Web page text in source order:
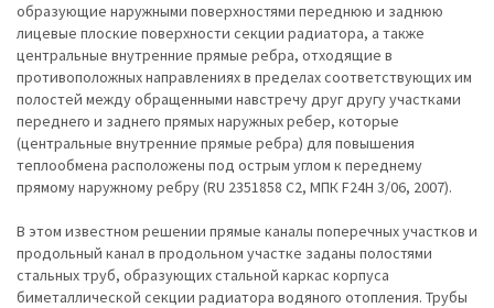
образующие наружными поверхностями переднюю и заднюю
лицевые плоские поверхности секции радиатора, а также
центральные внутренние прямые ребра, отходящие в
противоположных направлениях в пределах соответствующих им
полостей между обращенными навстречу друг другу участками
переднего и заднего прямых наружных ребер, которые
(центральные внутренние прямые ребра) для повышения
теплообмена расположены под острым углом к переднему
прямому наружному ребру (RU 2351858 C2, МПК F24H 3/06, 2007).
В этом известном решении прямые каналы поперечных участков и
продольный канал в продольном участке заданы полостями
стальных труб, образующих стальной каркас корпуса
биметаллической секции радиатора водяного отопления. Трубы